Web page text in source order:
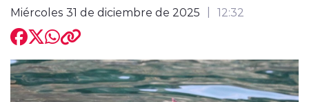
Regiones al Aire
Entrevistas
Miércoles 31 de diciembre de 2025 12:32